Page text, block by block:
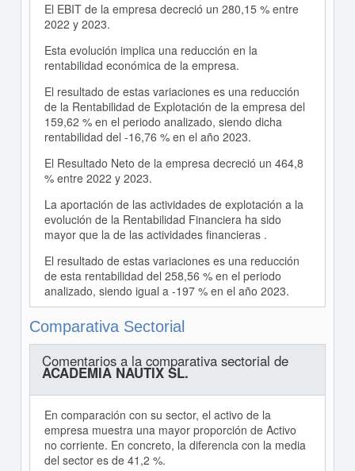
El EBIT de la empresa decreció un 280,15 % entre
2022 y 2023.
Esta evolución implica una reducción en la
rentabilidad económica de la empresa.
El resultado de estas variaciones es una reducción
de la Rentabilidad de Explotación de la empresa del
159,62 % en el periodo analizado, siendo dicha
rentabilidad del -16,76 % en el año 2023.
El Resultado Neto de la empresa decreció un 464,8
% entre 2022 y 2023.
La aportación de las actividades de explotación a la
evolución de la Rentabilidad Financiera ha sido
mayor que la de las actividades financieras .
El resultado de estas variaciones es una reducción
de esta rentabilidad del 258,56 % en el periodo
analizado, siendo igual a -197 % en el año 2023.
Comparativa Sectorial
Comentarios a la comparativa sectorial de
ACADEMIA NAUTIX SL.
En comparación con su sector, el activo de la
empresa muestra una mayor proporción de Activo
no corriente. En concreto, la diferencia con la media
del sector es de 41,2 %.